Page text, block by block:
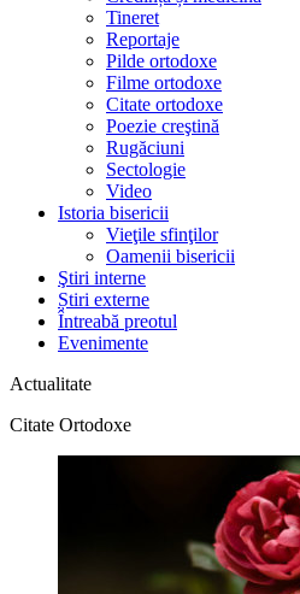
Tineret
Reportaje
Pilde ortodoxe
Filme ortodoxe
Citate ortodoxe
Poezie creştină
Rugăciuni
Sectologie
Video
Istoria bisericii
Vieţile sfinţilor
Oamenii bisericii
Ştiri interne
Știri externe
Întreabă preotul
Evenimente
Actualitate
Citate Ortodoxe